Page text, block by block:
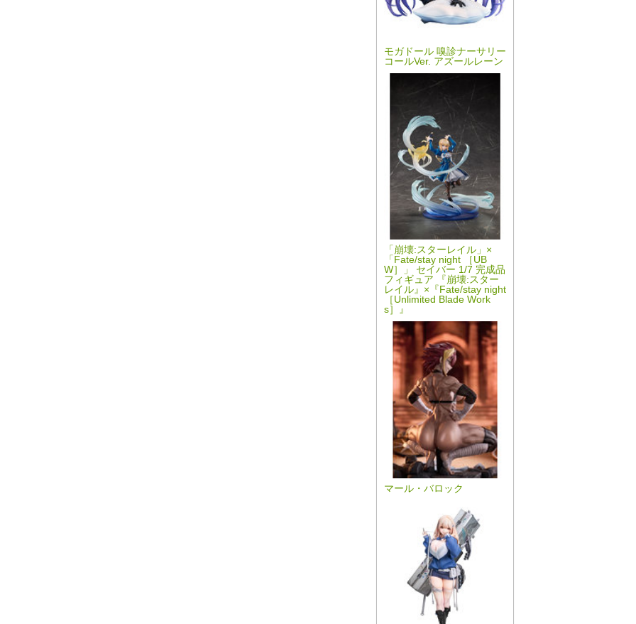
モガドール 嗅診ナーサリー
コールVer. アズールレーン
「崩壊:スターレイル」×
「Fate/stay night ［UB
W］」 セイバー 1/7 完成品
フィギュア 『崩壊:スター
レイル』×『Fate/stay night
［Unlimited Blade Work
s］』
マール・バロック